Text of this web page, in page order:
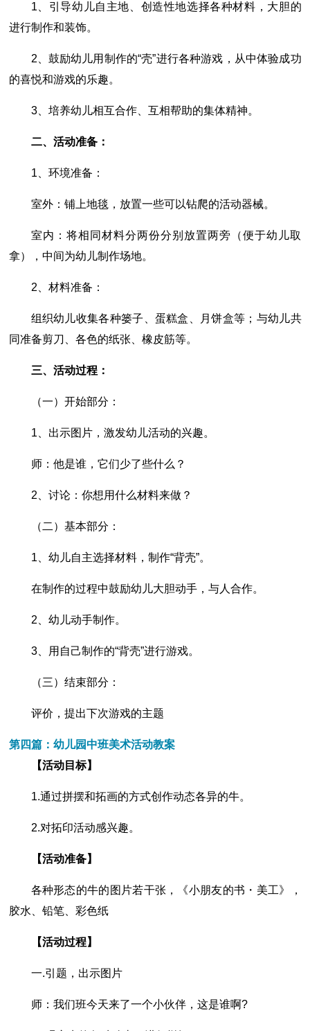
1、引导幼儿自主地、创造性地选择各种材料，大胆的
进行制作和装饰。
2、鼓励幼儿用制作的“壳”进行各种游戏，从中体验成功
的喜悦和游戏的乐趣。
3、培养幼儿相互合作、互相帮助的集体精神。
二、活动准备：
1、环境准备：
室外：铺上地毯，放置一些可以钻爬的活动器械。
室内：将相同材料分两份分别放置两旁（便于幼儿取
拿），中间为幼儿制作场地。
2、材料准备：
组织幼儿收集各种篓子、蛋糕盒、月饼盒等；与幼儿共
同准备剪刀、各色的纸张、橡皮筋等。
三、活动过程：
（一）开始部分：
1、出示图片，激发幼儿活动的兴趣。
师：他是谁，它们少了些什么？
2、讨论：你想用什么材料来做？
（二）基本部分：
1、幼儿自主选择材料，制作“背壳”。
在制作的过程中鼓励幼儿大胆动手，与人合作。
2、幼儿动手制作。
3、用自己制作的“背壳”进行游戏。
（三）结束部分：
评价，提出下次游戏的主题
第四篇：幼儿园中班美术活动教案
【活动目标】
1.通过拼摆和拓画的方式创作动态各异的牛。
2.对拓印活动感兴趣。
【活动准备】
各种形态的牛的图片若干张，《小朋友的书・美工》，
胶水、铅笔、彩色纸
【活动过程】
一.引题，出示图片
师：我们班今天来了一个小伙伴，这是谁啊?